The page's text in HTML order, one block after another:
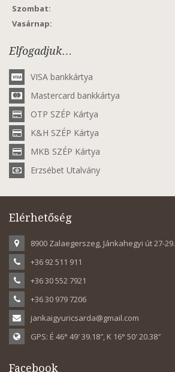
Szombat:
Vasárnap:
Elfogadjuk…
VISA bankkártya
Mastercard bankkártya
OTP SZÉP Kártya
K&H SZÉP Kártya
MKB SZÉP Kártya
Erzsébet Utalvány
Elérhetőség
8900 Zalaegerszeg, Jánkahegyi út 27-29.
+36 92 511 911
+36 30 552 7921
+36 30 979 7206
jankaigyuricsarda@gmail.com
GPS: É 46° 49′ 39.18″, K 16° 50′ 20.38″
Facebook